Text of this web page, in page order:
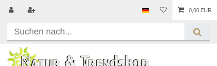
0,00 EUR